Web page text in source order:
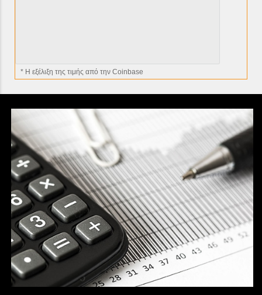
* H εξέλιξη της τιμής από την Coinbase